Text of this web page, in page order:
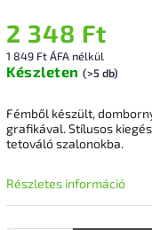
2 348 Ft
1 849 Ft ÁFA nélkül
Készleten (>5 db)
Fémből készült,
grafikával. Stílusos
tetováló szalonokba.
Részletes információ